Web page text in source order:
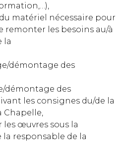
matériel nécessaire pour
remonter les besoins au/à
la
démontage des
démontage des
les consignes du/de la
Chapelle,
œuvres sous la
la responsable de la